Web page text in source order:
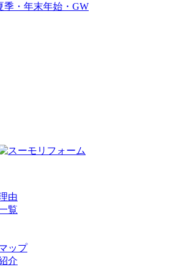
季・年末年始・GW
由
覧
ップ
介